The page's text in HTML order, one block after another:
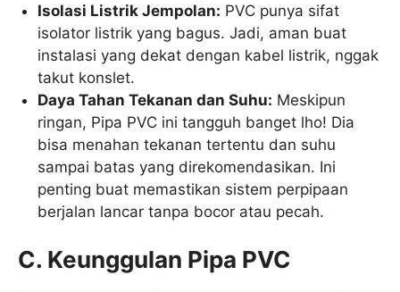
Isolasi Listrik Jempolan: PVC punya sifat
isolator listrik yang bagus. Jadi, aman buat
instalasi yang dekat dengan kabel listrik, nggak
takut konslet.
Daya Tahan Tekanan dan Suhu: Meskipun
ringan, Pipa PVC ini tangguh banget lho! Dia
bisa menahan tekanan tertentu dan suhu
sampai batas yang direkomendasikan. Ini
penting buat memastikan sistem perpipaan
berjalan lancar tanpa bocor atau pecah.
C. Keunggulan Pipa PVC